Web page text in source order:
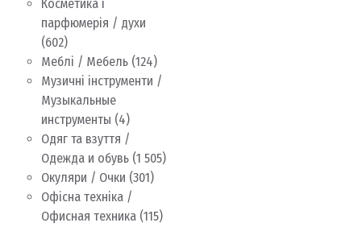
Косметика і
парфюмерія / духи
(602)
Меблі / Мебель (124)
Музичні інструменти /
Музыкальные
инструменты (4)
Одяг та взуття /
Одежда и обувь (1 505)
Окуляри / Очки (301)
Офісна техніка /
Офисная техника (115)